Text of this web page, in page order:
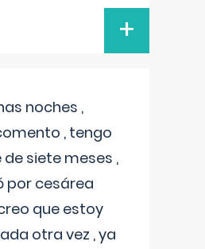
+
noches ,
, tengo
de siete meses ,
por cesárea
que estoy
otra vez , ya